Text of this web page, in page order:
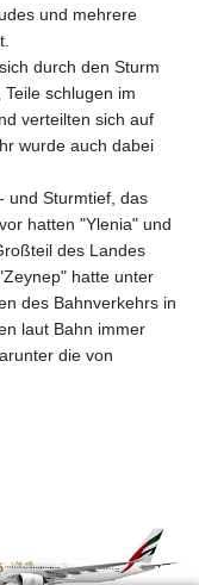
und mehrere
durch den Sturm
schlugen im
verteilten sich auf
wurde auch dabei
und Sturmtief, das
hatten "Ylenia" und
des Landes
hatte unter
des Bahnverkehrs in
laut Bahn immer
die von